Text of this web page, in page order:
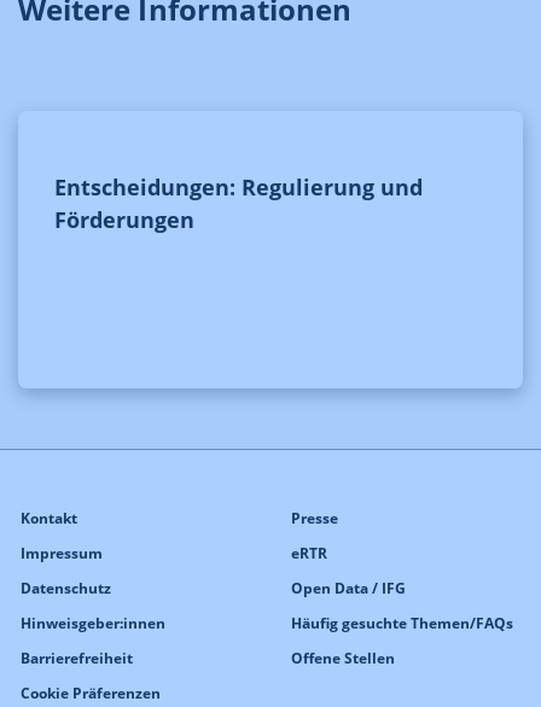
Weitere Informationen
Entscheidungen: Regulierung und
Förderungen
Kontakt
Impressum
Datenschutz
Hinweisgeber:innen
Barrierefreiheit
Cookie Präferenzen
Presse
eRTR
Open Data / IFG
Häufig gesuchte Themen/FAQs
Offene Stellen